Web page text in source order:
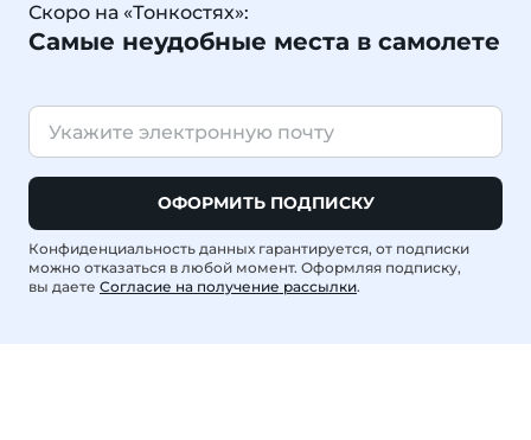
Скоро на «Тонкостях»:
Самые неудобные места в самолете
ОФОРМИТЬ ПОДПИСКУ
Конфиденциальность данных гарантируется, от подписки
можно отказаться в любой момент. Оформляя подписку,
вы даете Согласие на получение рассылки.